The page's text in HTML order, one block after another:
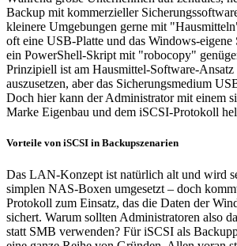
Backup mit kommerzieller
kleinere Umgebungen gerne mit
oft eine USB-Platte und das Windows-eigene
ein PowerShell-Skript mit "robocopy"
Prinzipiell ist am Hausmittel-Software-Ansatz
auszusetzen, aber das Sicherungsmedium
Doch hier kann der Administrator mit einem
Marke Eigenbau und dem iSCSI-Protokoll
Vorteile von iSCSI in Backupszenarien
Das LAN-Konzept ist natürlich alt und wird
simplen NAS-Boxen umgesetzt – doch
Protokoll zum Einsatz, das die Daten der
sichert. Warum sollten Administratoren also
statt SMB verwenden? Für iSCSI als